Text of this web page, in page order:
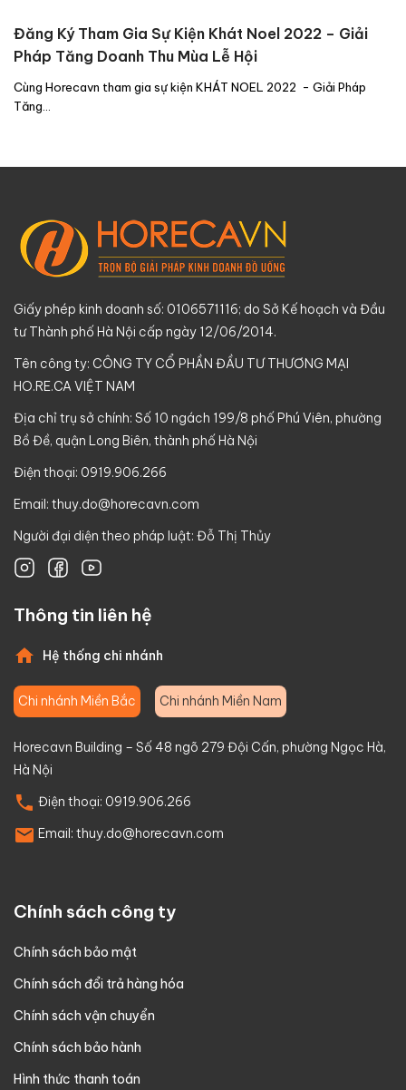
Đăng Ký Tham Gia Sự Kiện Khát Noel 2022 – Giải
Pháp Tăng Doanh Thu Mùa Lễ Hội
Cùng Horecavn tham gia sự kiện KHÁT NOEL 2022 - Giải Pháp
Tăng…
Giấy phép kinh doanh số: 0106571116; do Sở Kế hoạch và Đầu
tư Thành phố Hà Nội cấp ngày 12/06/2014.
Tên công ty: CÔNG TY CỔ PHẦN ĐẦU TƯ THƯƠNG MẠI
HO.RE.CA VIỆT NAM
Địa chỉ trụ sở chính: Số 10 ngách 199/8 phố Phú Viên, phường
Bồ Đề, quận Long Biên, thành phố Hà Nội
Điện thoại: 0919.906.266
Email: thuy.do@horecavn.com
Người đại diện theo pháp luật: Đỗ Thị Thủy
Thông tin liên hệ
Hệ thống chi nhánh
Chi nhánh Miền Bắc Chi nhánh Miền Nam
Horecavn Building – Số 48 ngõ 279 Đội Cấn, phường Ngọc Hà,
Hà Nội
Điện thoại: 0919.906.266
Email: thuy.do@horecavn.com
Chính sách công ty
Chính sách bảo mật
Chính sách đổi trả hàng hóa
Chính sách vận chuyển
Chính sách bảo hành
Hình thức thanh toán